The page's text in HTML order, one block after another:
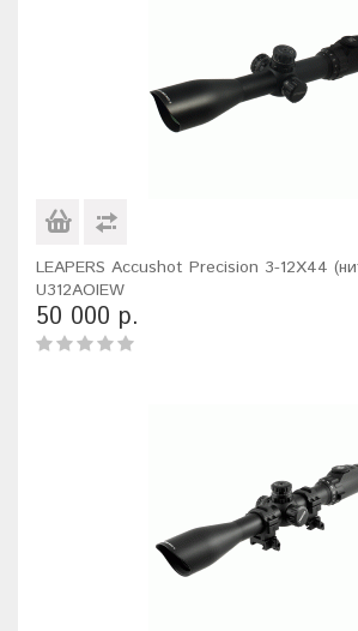
LEAPERS Accushot Precision 3-12X44
U312AOIEW
50 000 р.